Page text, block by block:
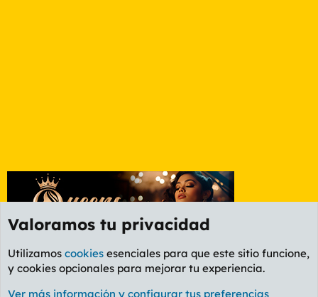
Foro General
Valoramos tu privacidad
Utilizamos cookies esenciales para que este sitio funcione,
y cookies opcionales para mejorar tu experiencia.
Ver más información y configurar tus preferencias